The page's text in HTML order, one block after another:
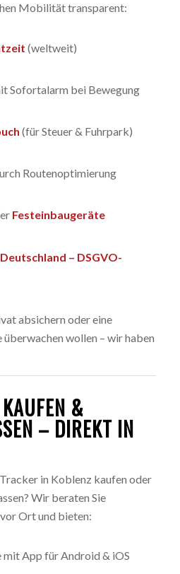
Mobilität transparent:
(weltweit)
Sofortalarm bei Bewegung
(für Steuer & Fuhrpark)
Routenoptimierung
Festeinbaugeräte
– DSGVO-
absichern oder eine
wollen – wir haben
&
– DIREKT IN
in Koblenz kaufen oder
Wir beraten Sie
Ort und bieten:
App für Android & iOS